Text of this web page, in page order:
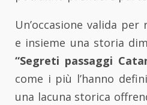
Un’occasione valida
e insieme una storia
“Segreti passaggi
come i più l’hanno
una lacuna storica